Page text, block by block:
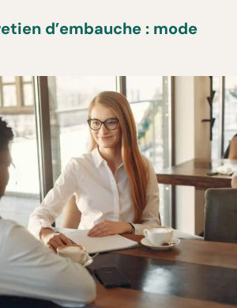
d’embauche : mode